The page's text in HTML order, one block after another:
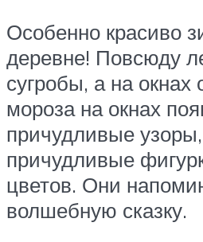
Особенно красиво
деревне! Повсюду
сугробы, а на окнах
мороза на окнах
причудливые
причудливые
цветов. Они
волшебную сказку.